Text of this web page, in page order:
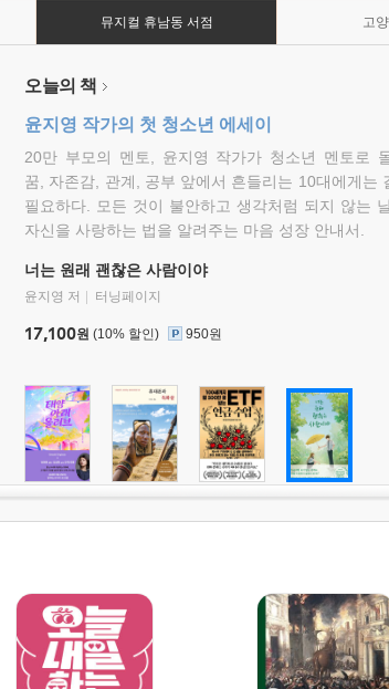
뮤지컬 휴남동 서점 고
오늘의 책
윤지영 작가의 첫 청소년 에세이
20만 부모의 멘토, 윤지영 작가가 청소년 멘토로
꿈, 자존감, 관계, 공부 앞에서 흔들리는 10대에게는
필요하다. 모든 것이 불안하고 생각처럼 되지 않는
자신을 사랑하는 법을 알려주는 마음 성장 안내서.
너는 원래 괜찮은 사람이야
윤지영 저 터닝페이지
17,100원 (10% 할인) 950원